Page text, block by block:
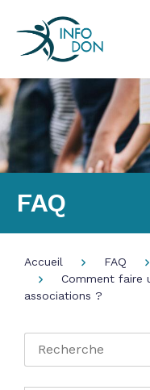
FAQ
Accueil FAQ
Comment faire
associations ?